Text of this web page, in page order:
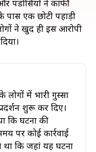
पडोसियों ने काफी
एक छोटी पहाड़ी
ने खुद ही इस आरोपी
लोगों में भारी गुस्सा
शुरू कर दिए।
कि घटना की
पर कोई कार्रवाई
था कि जहां यह घटना